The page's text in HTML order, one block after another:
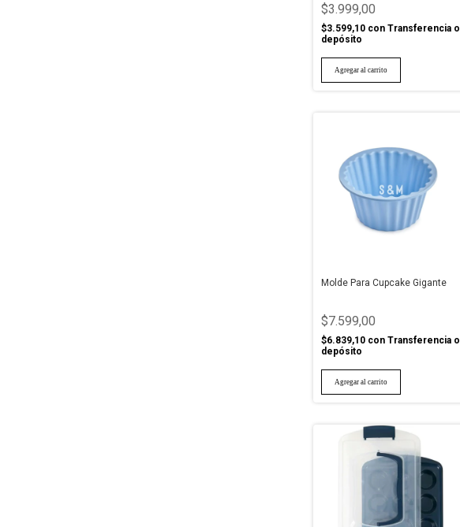
$3.999,00
$3.599,10 con Transferencia o
depósito
Molde Para Cupcake Gigante
$7.599,00
$6.839,10 con Transferencia o
depósito